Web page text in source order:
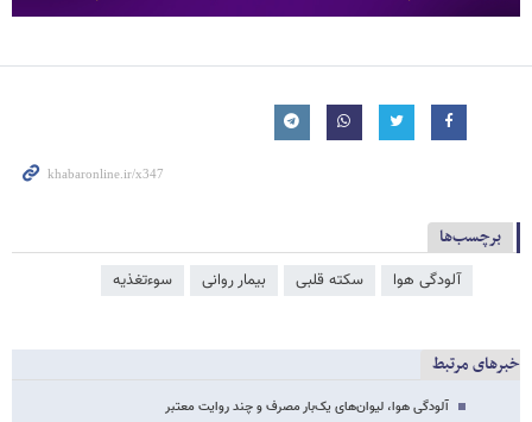
برچسب‌ها
آلودگی هوا سکته قلبی بیمار روانی سوءتغذیه
خبرهای مرتبط
آلودگی هوا، لیوان‌های یک‌بار مصرف و چند روایت معتبر